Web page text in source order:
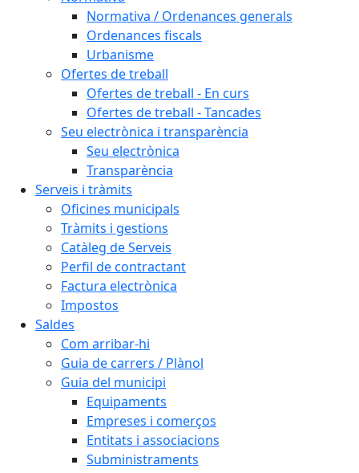
Normativa / Ordenances generals
Ordenances fiscals
Urbanisme
Ofertes de treball
Ofertes de treball - En curs
Ofertes de treball - Tancades
Seu electrònica i transparència
Seu electrònica
Transparència
Serveis i tràmits
Oficines municipals
Tràmits i gestions
Catàleg de Serveis
Perfil de contractant
Factura electrònica
Impostos
Saldes
Com arribar-hi
Guia de carrers / Plànol
Guia del municipi
Equipaments
Empreses i comerços
Entitats i associacions
Subministraments